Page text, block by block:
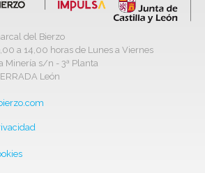
del Bierzo
a 14,00 horas de Lunes a Viernes
Minería s/n - 3ª Planta
León